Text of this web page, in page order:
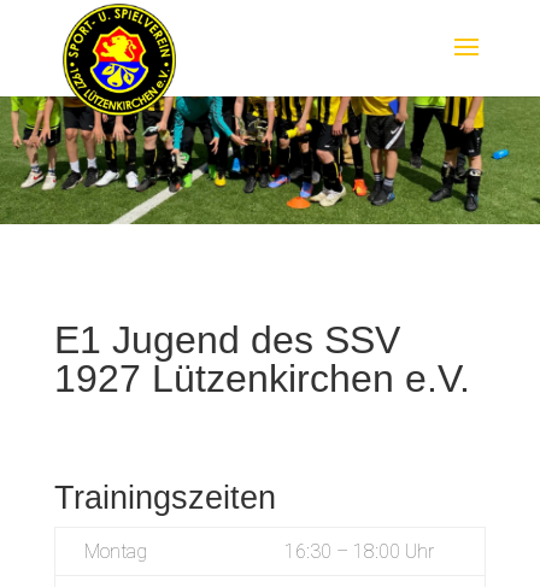
E1 Jugend des SSV
1927 Lützenkirchen e.V.
Trainingszeiten
Montag 16:30 – 18:00 Uhr